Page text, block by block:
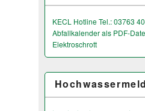
KECL Hotline Tel.: 03763
Abfallkalender als PDF-
Elektroschrott